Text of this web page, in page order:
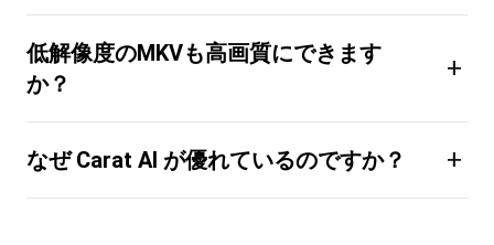
低解像度のMKVも高画質にできます
か？
+
なぜ Carat AI が優れているのですか？ +